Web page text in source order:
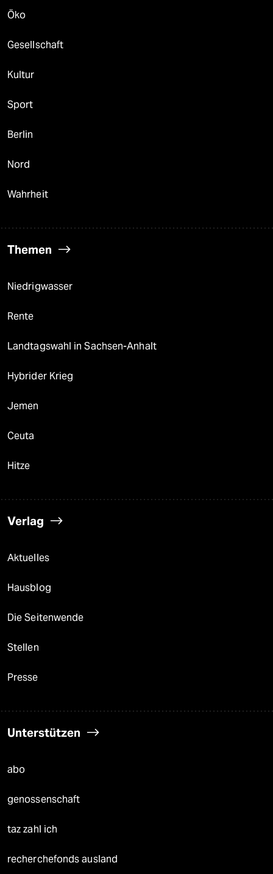
Öko
Gesellschaft
Kultur
Sport
Berlin
Nord
Wahrheit
Themen
Niedrigwasser
Rente
Landtagswahl in Sachsen-Anhalt
Hybrider Krieg
Jemen
Ceuta
Hitze
Verlag
Aktuelles
Hausblog
Die Seitenwende
Stellen
Presse
Unterstützen
abo
genossenschaft
taz zahl ich
recherchefonds ausland